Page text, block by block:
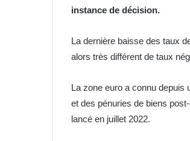
instance de décision.
La dernière baisse des taux
alors très différent de taux
La zone euro a connu depuis
et des pénuries de biens
lancé en juillet 2022.